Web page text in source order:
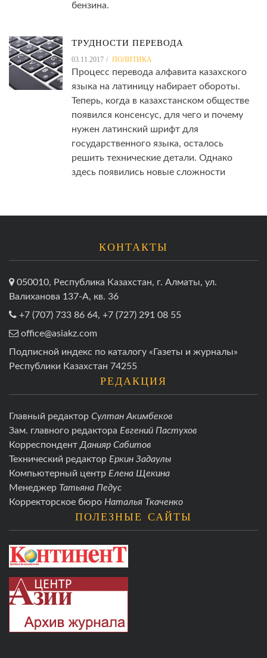
бензина.
ТРУДНОСТИ ПЕРЕВОДА
03.11.2017 ПОЛИТИКА
Процесс перевода алфавита казахского
языка на латиницу набирает обороты.
Теперь, когда в казахстанском обществе
появился консенсус, для чего и почему
нужен латинский шрифт для
государственного языка, осталось
решить технические детали. Однако
здесь появились новые сложности
КОНТАКТЫ
050010, Республика Казахстан, г. Алматы, ул.
Валиханова 137-А, кв. 36
+7 (707) 733 86 64, +7 (727) 291 08 55
office@asiakz.com
Подписной индекс по каталогу «Газеты и журналы»
Республики Казахстан 74255
РЕДАКЦИЯ
Главный редактор Султан Акимбеков
Зам. главного редактора Евгений Пастухов
КорреспондентДанияр Сабитов
Технический редактор Еркин Задаулы
Компьютерный центр Елена Щекина
Менеджер Татьяна Педус
Корректорское бюро Наталья Ткаченко
ПОЛЕЗНЫЕ САЙТЫ